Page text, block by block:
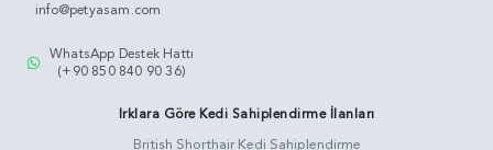
info@petyasam.com
WhatsApp Destek Hattı
(+90 850 840 90 36)
Irklara Göre Kedi Sahiplendirme İlanları
British Shorthair Kedi Sahiplendirme